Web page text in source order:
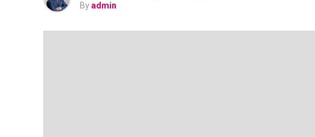
Byadmin